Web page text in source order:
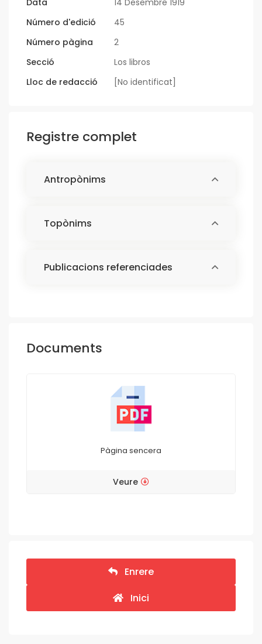
Número d'edició
45
Número pàgina
2
Secció
Los libros
Lloc de redacció
[No identificat]
Registre complet
Antropònims
Topònims
Publicacions referenciades
Documents
Pàgina sencera
Veure
Enrere
Inici